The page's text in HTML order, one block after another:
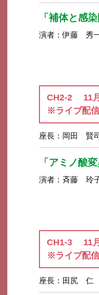
「補体と感
演者：伊藤 秀
CH2-2 11
※ライブ配
座長： 岡田 賢
「アミノ酸
演者： 斉藤 玲
CH1-3 11
※ライブ配
座長： 田尻 仁